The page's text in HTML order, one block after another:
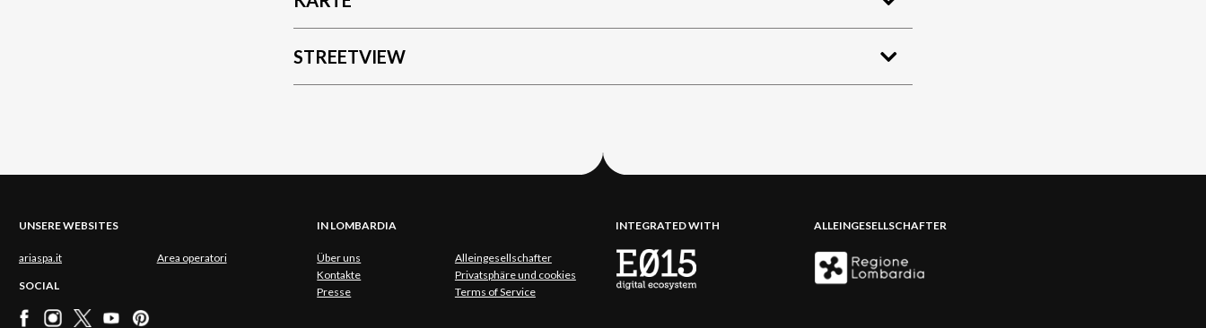
STREETVIEW
UNSERE WEBSITES
ariaspa.it Area operatori
SOCIAL
IN LOMBARDIA
Über uns
Alleingesellschafter
Kontakte
Privatsphäre und cookies
Presse
Terms of Service
INTEGRATED WITH ALLEINGESELLSCHAFTER